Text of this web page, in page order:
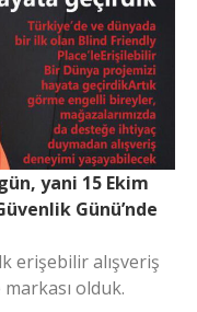
yani 15 Ekim
Günü’nde
erişebilir alışveriş
olduk.